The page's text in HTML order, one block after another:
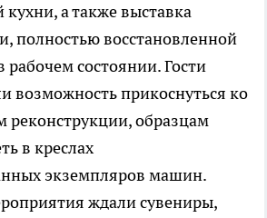
а также выставка
полностью восстановленной
состоянии. Гости
возможность прикоснуться ко
реконструкции, образцам
в креслах
экземпляров машин.
ждали сувениры,